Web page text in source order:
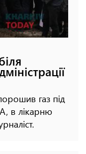
газ під
в лікарню